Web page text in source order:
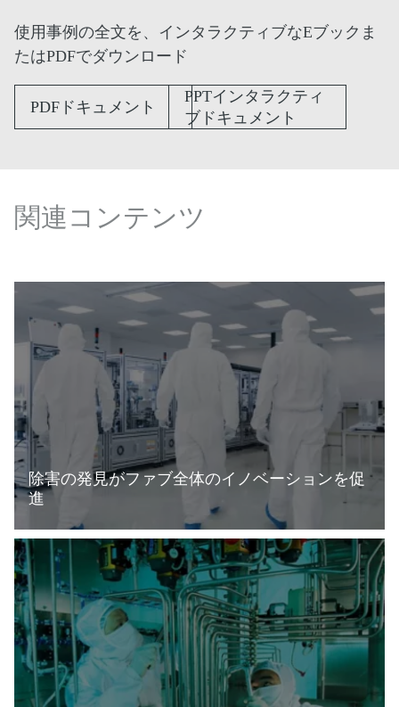
使用事例の全文を、インタラクティブなEブックま
たはPDFでダウンロード
PDFドキュメント
PPTインタラクティ
ブドキュメント
関連コンテンツ
除害の発見がファブ全体のイノベーションを促
進